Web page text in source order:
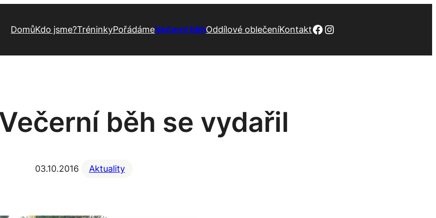
DomůKdo jsme?TréninkyPořádámeVečerní běhOddílové oblečeníKontaktFacebook
Instagram
běh se vydařil
03.10.2016 Aktuality